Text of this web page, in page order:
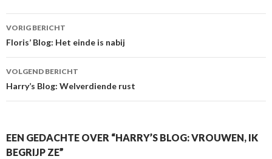
Berichtnavigatie
VORIG BERICHT
Floris’ Blog: Het einde is nabij
VOLGEND BERICHT
Harry’s Blog: Welverdiende rust
EEN GEDACHTE OVER “HARRY’S BLOG: VROUWEN, IK
BEGRIJP ZE”